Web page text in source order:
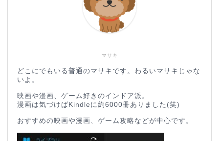
マサキ
どこにでもいる普通のマサキです。わるいマサキじゃな
いよ。
映画や漫画、ゲーム好きのインドア派。
漫画は気づけばKindleに約6000冊ありました(笑)
おすすめの映画や漫画、ゲーム攻略などが中心です。